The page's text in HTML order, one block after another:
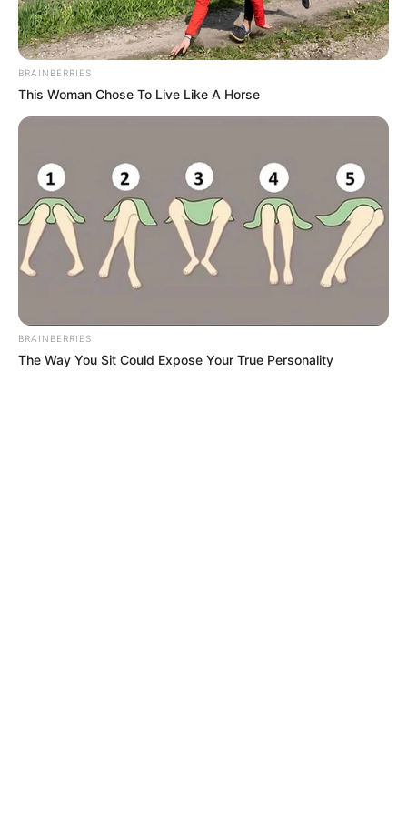
YONDÓ - ANTIOQUIA
RIONEGRO
BRAINBERRIES
This Woman Chose To Live Like A Horse
BRAINBERRIES
The Way You Sit Could Expose Your True Personality